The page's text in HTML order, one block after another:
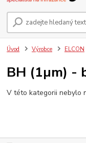
Úvod Výrobce ELCON
BH (1µm) -
V této kategorii nebylo